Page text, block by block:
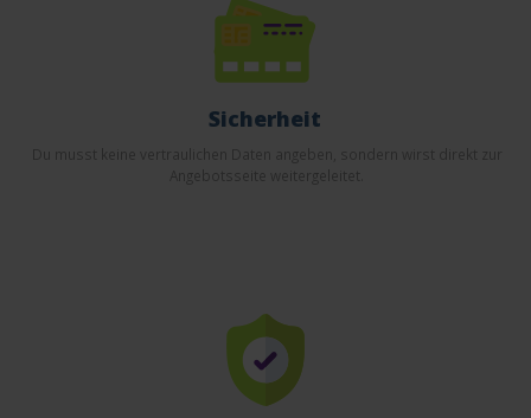
Sicherheit